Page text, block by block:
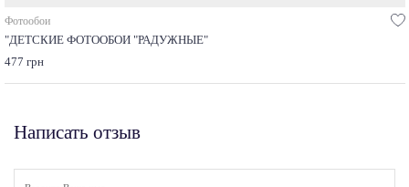
Фотообои
"ДЕТСКИЕ ФОТООБОИ "РАДУЖНЫЕ"
477 грн
Написать отзыв